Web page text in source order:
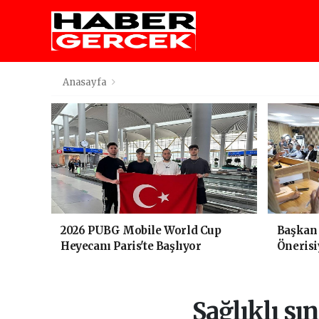
Anasayfa
2026 PUBG Mobile World Cup
Heyecanı Paris'te Başlıyor
Sağlıklı